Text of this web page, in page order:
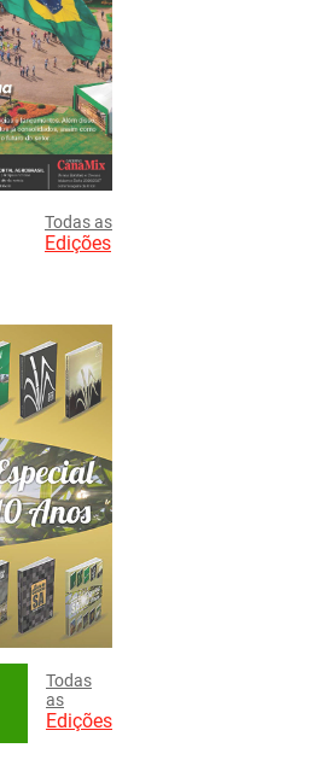
Todas as
Edições
Todas
as
Edições